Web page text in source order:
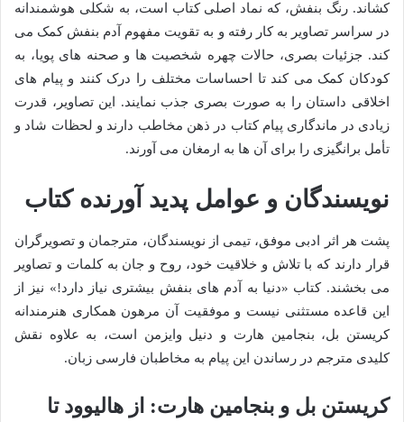
کشاند. رنگ بنفش، که نماد اصلی کتاب است، به شکلی هوشمندانه
در سراسر تصاویر به کار رفته و به تقویت مفهوم آدم بنفش کمک می
کند. جزئیات بصری، حالات چهره شخصیت ها و صحنه های پویا، به
کودکان کمک می کند تا احساسات مختلف را درک کنند و پیام های
اخلاقی داستان را به صورت بصری جذب نمایند. این تصاویر، قدرت
زیادی در ماندگاری پیام کتاب در ذهن مخاطب دارند و لحظات شاد و
تأمل برانگیزی را برای آن ها به ارمغان می آورند.
نویسندگان و عوامل پدید آورنده کتاب
پشت هر اثر ادبی موفق، تیمی از نویسندگان، مترجمان و تصویرگران
قرار دارند که با تلاش و خلاقیت خود، روح و جان به کلمات و تصاویر
می بخشند. کتاب «دنیا به آدم های بنفش بیشتری نیاز دارد!» نیز از
این قاعده مستثنی نیست و موفقیت آن مرهون همکاری هنرمندانه
کریستن بل، بنجامین هارت و دنیل وایزمن است، به علاوه نقش
کلیدی مترجم در رساندن این پیام به مخاطبان فارسی زبان.
کریستن بل و بنجامین هارت: از هالیوود تا